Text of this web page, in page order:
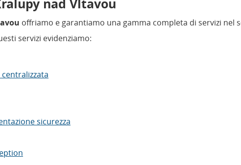
nad Vltavou
offriamo e garantiamo una gamma completa di servizi nel
servizi evidenziamo:
sicurezza